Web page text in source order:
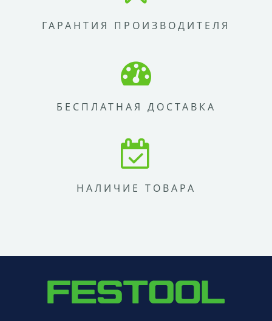
ГАРАНТИЯ ПРОИЗВОДИТЕЛЯ
БЕСПЛАТНАЯ ДОСТАВКА
НАЛИЧИЕ ТОВАРА